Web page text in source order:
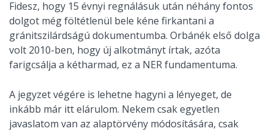
Fidesz, hogy 15 évnyi regnálásuk után néhány fontos
dolgot még föltétlenül bele kéne firkantani a
gránitszilárdságú dokumentumba. Orbánék első dolga
volt 2010-ben, hogy új alkotmányt írtak, azóta
farigcsálja a kétharmad, ez a NER fundamentuma.
A jegyzet végére is lehetne hagyni a lényeget, de
inkább már itt elárulom. Nekem csak egyetlen
javaslatom van az alaptörvény módosítására, csak